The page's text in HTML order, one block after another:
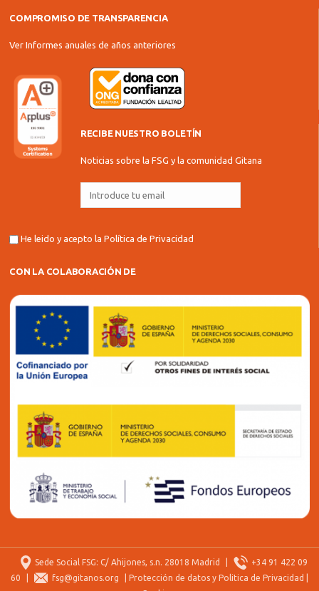
COMPROMISO DE TRANSPARENCIA
Ver Informes anuales de años anteriores
RECIBE NUESTRO BOLETÍN
Noticias sobre la FSG y la comunidad Gitana
He leido y acepto laPolítica de Privacidad
CON LA COLABORACIÓN DE
Sede Social FSG: C/ Ahijones, s.n. 28018 Madrid
+34 91 422 09
60
fsg@gitanos.org Protección de datos y Politica de Privacidad